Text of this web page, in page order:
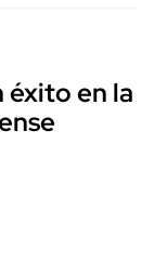
éxito en la